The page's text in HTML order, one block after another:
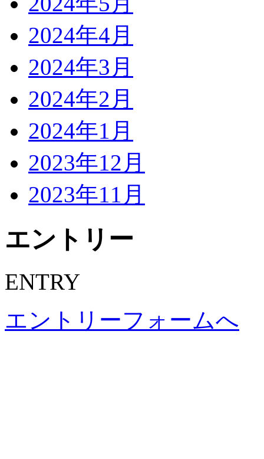
2024年4月
2024年3月
2024年2月
2024年1月
2023年12月
2023年11月
エントリー
ENTRY
エントリーフォームへ